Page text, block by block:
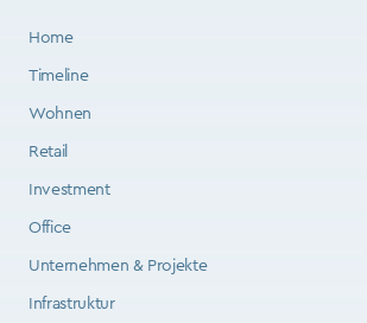
Home
Timeline
Wohnen
Retail
Investment
Office
Unternehmen & Projekte
Infrastruktur